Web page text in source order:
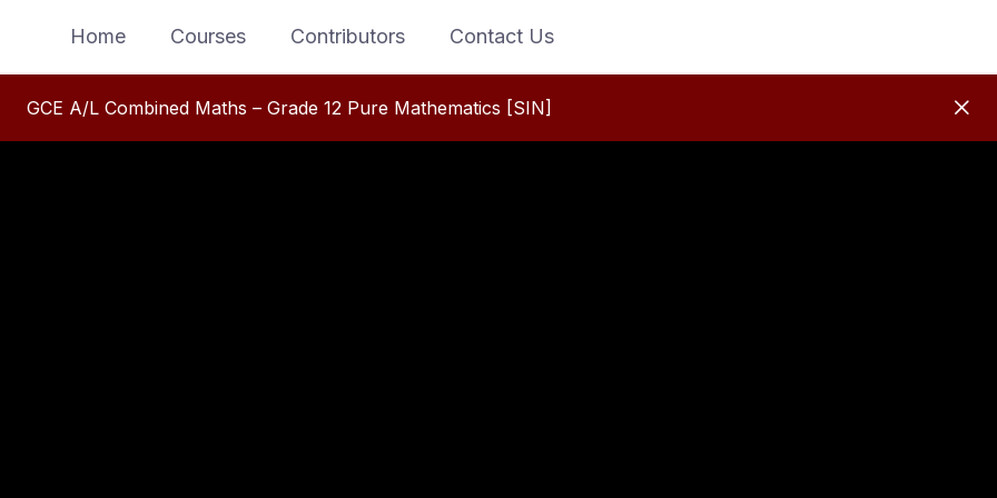
Home Courses Contributors​ Contact Us
GCE A/L Combined Maths – Grade 12 Pure Mathematics [SIN]